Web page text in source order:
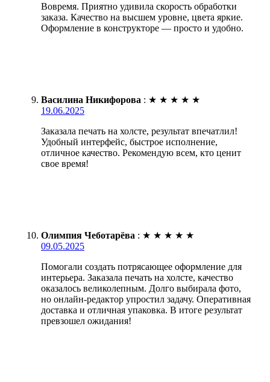
Вовремя. Приятно удивила скорость обработки
заказа. Качество на высшем уровне, цвета яркие.
Оформление в конструкторе — просто и удобно.
Василина Никифорова : ★ ★ ★ ★ ★
19.06.2025
Заказала печать на холсте, результат впечатлил!
Удобный интерфейс, быстрое исполнение,
отличное качество. Рекомендую всем, кто ценит
свое время!
Олимпия Чеботарёва : ★ ★ ★ ★ ★
09.05.2025
Помогали создать потрясающее оформление для
интерьера. Заказала печать на холсте, качество
оказалось великолепным. Долго выбирала фото,
но онлайн-редактор упростил задачу. Оперативная
доставка и отличная упаковка. В итоге результат
превзошел ожидания!